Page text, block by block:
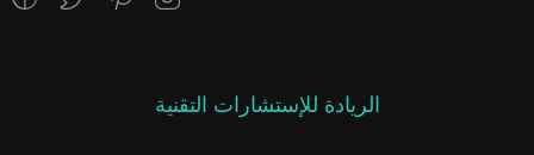
الريادة للإستشارات التقنية